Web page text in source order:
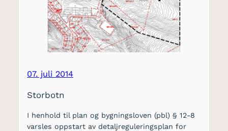
07. juli 2014
Storbotn
I henhold til plan og bygningsloven (pbl) § 12-8
varsles oppstart av detaljreguleringsplan for